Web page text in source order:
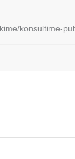
konsultime-